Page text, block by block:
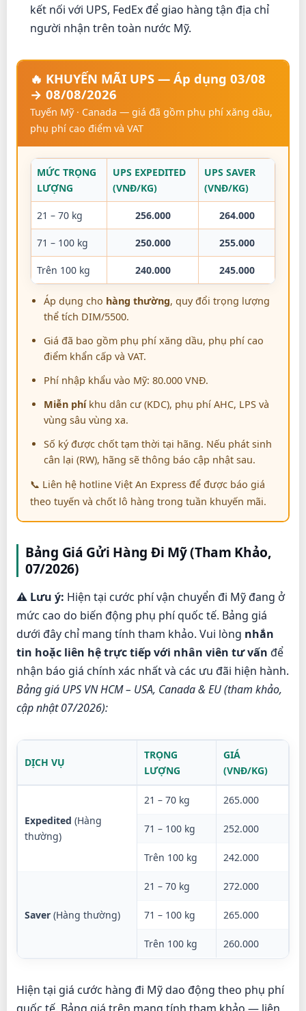
kết nối với UPS, FedEx để giao hàng tận địa chỉ
người nhận trên toàn nước Mỹ.
🔥 KHUYẾN MÃI UPS — Áp dụng 03/08
→ 08/08/2026
Tuyến Mỹ · Canada — giá đã gồm phụ phí xăng dầu,
phụ phí cao điểm và VAT
MỨC TRỌNG
LƯỢNG
UPS EXPEDITED
(VNĐ/KG)
UPS SAVER
(VNĐ/KG)
21 – 70 kg 256.000 264.000
71 – 100 kg 250.000 255.000
Trên 100 kg 240.000 245.000
Áp dụng cho hàng thường, quy đổi trọng lượng
thể tích DIM/5500.
Giá đã bao gồm phụ phí xăng dầu, phụ phí cao
điểm khẩn cấp và VAT.
Phí nhập khẩu vào Mỹ: 80.000 VNĐ.
Miễn phíkhu dân cư (KDC), phụ phí AHC, LPS và
vùng sâu vùng xa.
Số ký được chốt tạm thời tại hãng. Nếu phát sinh
cân lại (RW), hãng sẽ thông báo cập nhật sau.
📞 Liên hệ hotline Việt An Express để được báo giá
theo tuyến và chốt lô hàng trong tuần khuyến mãi.
Bảng Giá Gửi Hàng Đi Mỹ (Tham Khảo,
07/2026)
⚠️ Lưu ý: Hiện tại cước phí vận chuyển đi Mỹ đang ở
mức cao do biến động phụ phí quốc tế. Bảng giá
dưới đây chỉ mang tính tham khảo. Vui lòng nhắn
tin hoặc liên hệ trực tiếp với nhân viên tư vấn để
nhận báo giá chính xác nhất và các ưu đãi hiện hành.
Bảng giá UPS VN HCM – USA, Canada & EU (tham khảo,
cập nhật 07/2026):
DỊCH VỤ
TRỌNG
LƯỢNG
GIÁ
(VNĐ/KG)
Expedited (Hàng
thường)
21 – 70 kg 265.000
71 – 100 kg 252.000
Trên 100 kg 242.000
Saver (Hàng thường)
21 – 70 kg 272.000
71 – 100 kg 265.000
Trên 100 kg 260.000
Hiện tại giá cước hàng đi Mỹ dao động theo phụ phí